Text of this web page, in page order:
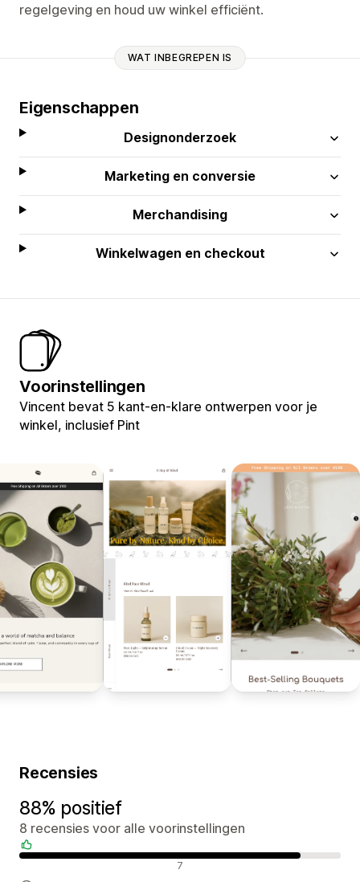
regelgeving en houd uw winkel efficiënt.
WAT INBEGREPEN IS
Eigenschappen
Designonderzoek
Marketing en conversie
Merchandising
Winkelwagen en checkout
Voorinstellingen
Vincent bevat 5 kant-en-klare ontwerpen voor je
winkel, inclusief Pint
Recensies
88% positief
8 recensies voor alle voorinstellingen
7